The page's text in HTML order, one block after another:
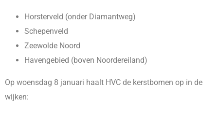
Horsterveld (onder Diamantweg)
Schepenveld
Zeewolde Noord
Havengebied (boven Noordereiland)
Op woensdag 8 januari haalt HVC de kerstbomen op in de
wijken: